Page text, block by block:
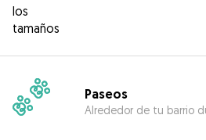
los
tamaños
Paseos
Alrededor de tu barrio